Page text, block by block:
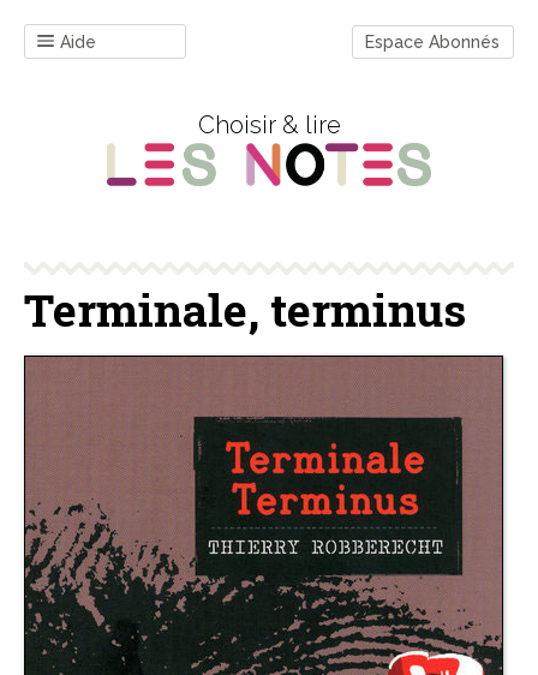
Aide Espace Abonnés
Choisir & lire
Terminale, terminus